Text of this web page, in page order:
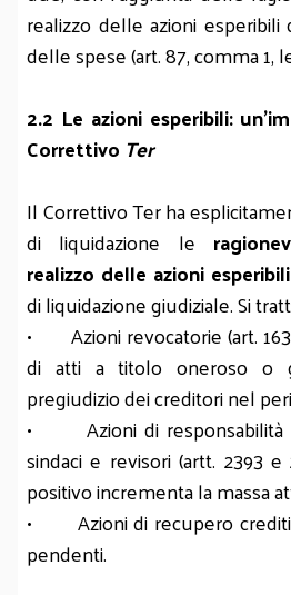
realizzo delle azioni
delle spese (art. 87, comma 1,
2.2 Le azioni esperibili:
Correttivo Ter
Il Correttivo Ter ha
di liquidazione le
realizzo delle azioni esperibili
di liquidazione giudiziale. Si
• Azioni revocatorie (art.
di atti a titolo oneroso o
pregiudizio dei creditori nel
• Azioni di responsabilità
sindaci e revisori (artt. 2393
positivo incrementa la massa
• Azioni di recupero crediti
pendenti.